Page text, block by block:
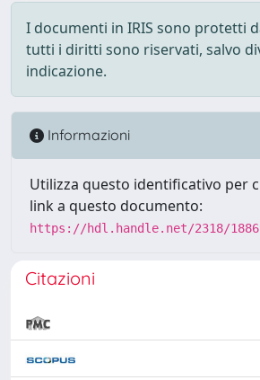
I documenti in IRIS sono protetti
tutti i diritti sono riservati, salvo
indicazione.
Informazioni
Utilizza questo identificativo per
link a questo documento:
https://hdl.handle.net/2318/
Citazioni